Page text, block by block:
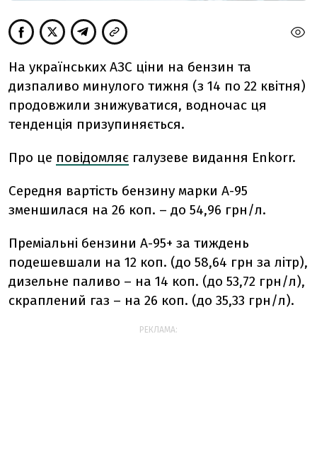
На українських АЗС ціни на бензин та
дизпаливо минулого тижня (з 14 по 22 квітня)
продовжили знижуватися, водночас ця
тенденція призупиняється.
Про це повідомляє галузеве видання Еnkorr.
Середня вартість бензину марки А-95
зменшилася на 26 коп. – до 54,96 грн/л.
Преміальні бензини А-95+ за тиждень
подешевшали на 12 коп. (до 58,64 грн за літр),
дизельне паливо – на 14 коп. (до 53,72 грн/л),
скраплений газ – на 26 коп. (до 35,33 грн/л).
РЕКЛАМА: